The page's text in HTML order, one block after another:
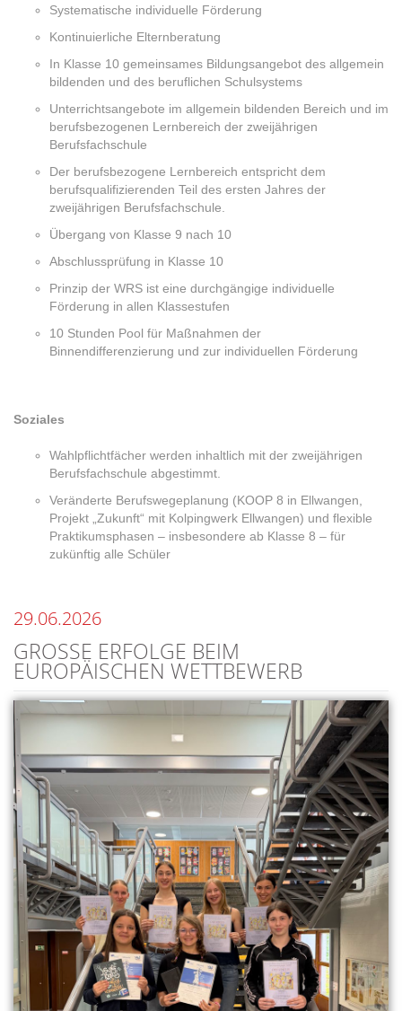
Systematische individuelle Förderung
Kontinuierliche Elternberatung
In Klasse 10 gemeinsames Bildungsangebot des allgemein
bildenden und des beruflichen Schulsystems
Unterrichtsangebote im allgemein bildenden Bereich und im
berufsbezogenen Lernbereich der zweijährigen
Berufsfachschule
Der berufsbezogene Lernbereich entspricht dem
berufsqualifizierenden Teil des ersten Jahres der
zweijährigen Berufsfachschule.
Übergang von Klasse 9 nach 10
Abschlussprüfung in Klasse 10
Prinzip der WRS ist eine durchgängige individuelle
Förderung in allen Klassestufen
10 Stunden Pool für Maßnahmen der
Binnendifferenzierung und zur individuellen Förderung
Soziales
Wahlpflichtfächer werden inhaltlich mit der zweijährigen
Berufsfachschule abgestimmt.
Veränderte Berufswegeplanung (KOOP 8 in Ellwangen,
Projekt „Zukunft“ mit Kolpingwerk Ellwangen) und flexible
Praktikumsphasen – insbesondere ab Klasse 8 – für
zukünftig alle Schüler
29.06.2026
GROSSE ERFOLGE BEIM E
UROPÄISCHEN WETTBEWERB